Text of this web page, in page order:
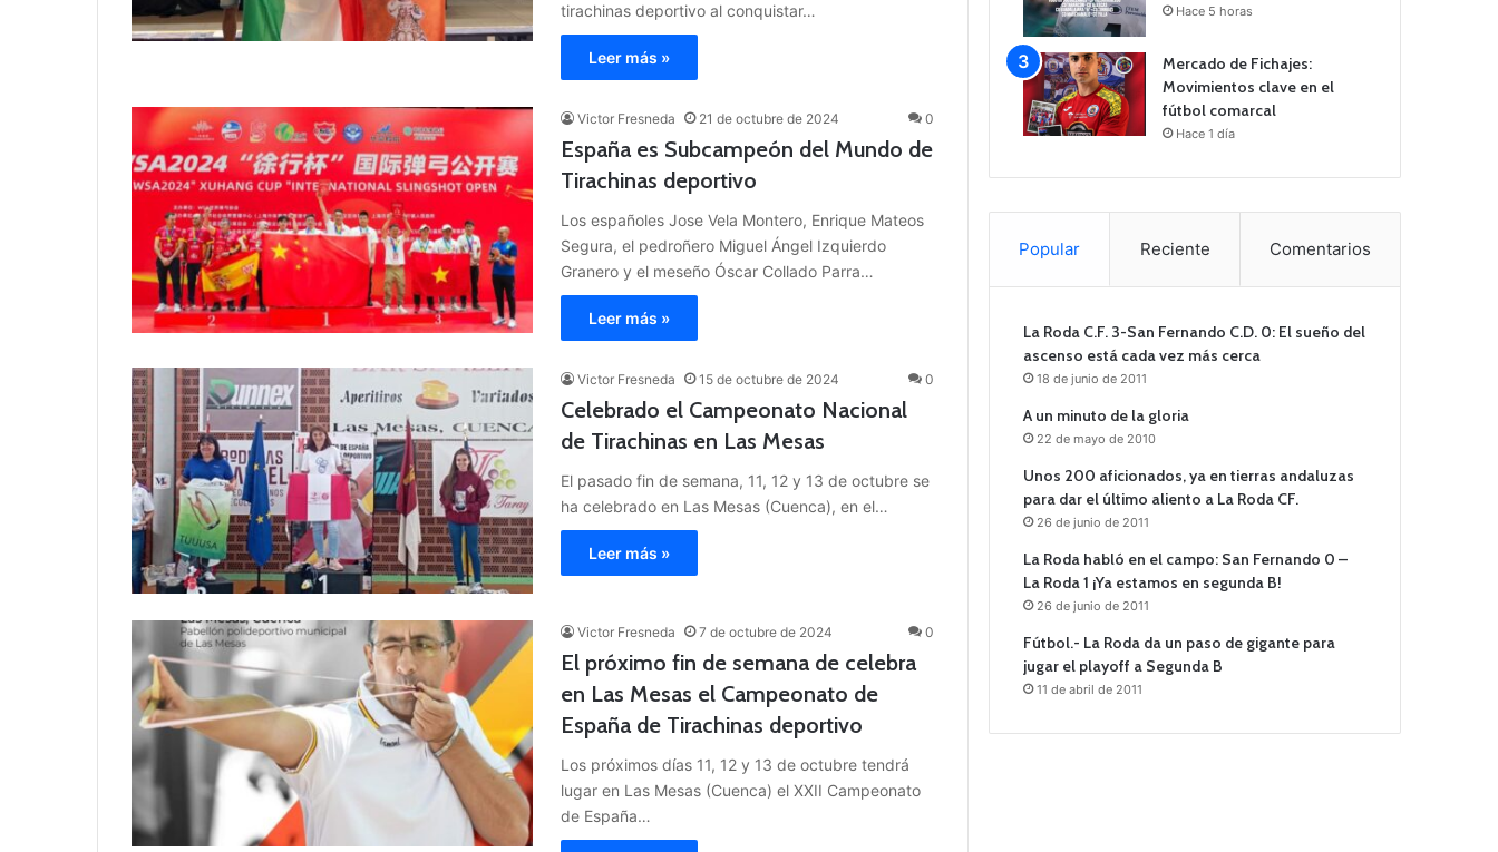
tirachinas deportivo al conquistar…
Leer más »
Victor Fresneda 21 de octubre de 2024 0
España es Subcampeón del Mundo de
Tirachinas deportivo
Los españoles Jose Vela Montero, Enrique Mateos
Segura, el pedroñero Miguel Ángel Izquierdo
Granero y el meseño Óscar Collado Parra…
Leer más »
Victor Fresneda 15 de octubre de 2024 0
Celebrado el Campeonato Nacional
de Tirachinas en Las Mesas
El pasado fin de semana, 11, 12 y 13 de octubre se
ha celebrado en Las Mesas (Cuenca), en el…
Leer más »
Victor Fresneda 7 de octubre de 2024 0
El próximo fin de semana de celebra
en Las Mesas el Campeonato de
España de Tirachinas deportivo
Los próximos días 11, 12 y 13 de octubre tendrá
lugar en Las Mesas (Cuenca) el XXII Campeonato
de España…
Hace 5 horas
Mercado de Fichajes:
Movimientos clave en el
fútbol comarcal
Hace 1 día
Popular Reciente Comentarios
La Roda C.F. 3-San Fernando C.D. 0: El sueño del
ascenso está cada vez más cerca
18 de junio de 2011
A un minuto de la gloria
22 de mayo de 2010
Unos 200 aficionados, ya en tierras andaluzas
para dar el último aliento a La Roda CF.
26 de junio de 2011
La Roda habló en el campo: San Fernando 0 –
La Roda 1 ¡Ya estamos en segunda B!
26 de junio de 2011
Fútbol.- La Roda da un paso de gigante para
jugar el playoff a Segunda B
11 de abril de 2011